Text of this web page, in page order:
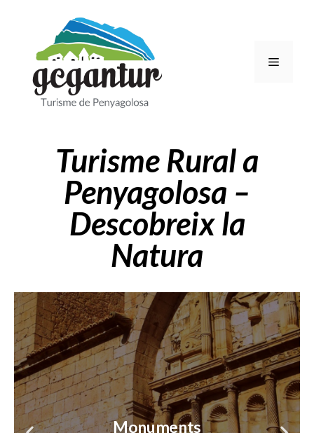
Turisme Rural a
Penyagolosa –
Descobreix la
Natura
Monuments
Experiències
Art
Sabors
Natura
Cultura
Monuments
Experiències
Art
Sabors
Natura
Cultura
Monuments
Experiències
Art
Sabors
Natura
Cultura